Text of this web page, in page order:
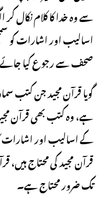
سے وہ خدا کا کلام نکال
اسالیب اور اشارات کو
صحف سے رجوع کیا
گویا قرآن مجید جن کتب
ہے، وہ کتب بھی قرآن
کے اسالیب اور
قرآن مجید کی محتاج ہیں،
تک ضرور محتاج ہے۔